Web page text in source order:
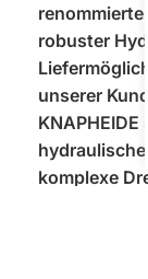
robuster
unserer
KNAPHEIDE
komplexe